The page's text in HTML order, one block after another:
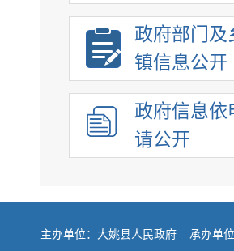
政府部门及
镇信息公开
政府信息依
请公开
主办单位：大姚县人民政府 承办单